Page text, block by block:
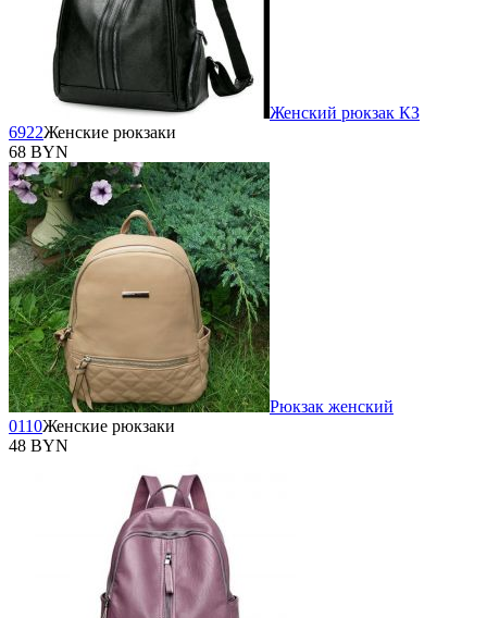
Женский рюкзак КЗ
6922Женские рюкзаки
68 BYN
Рюкзак женский
0110Женские рюкзаки
48 BYN